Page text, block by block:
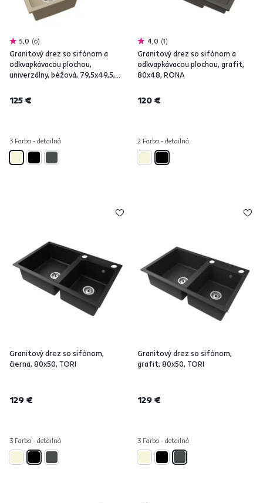
5,0 6
Granitový drez so sifónom a
odkvapkávacou plochou,
univerzálny, béžová, 79,5x49,5,
125 €
3 Farba - detailná
4,0 1
Granitový drez so sifónom a
odkvapkávacou plochou, grafit,
80x48, RONA
120 €
2 Farba - detailná
Granitový drez so sifónom,
čierna, 80x50, TORI
129 €
3 Farba - detailná
Granitový drez so sifónom,
grafit, 80x50, TORI
129 €
3 Farba - detailná